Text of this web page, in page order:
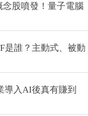
股噴發！量子電腦
是誰？主動式、被動
導入AI後真有賺到